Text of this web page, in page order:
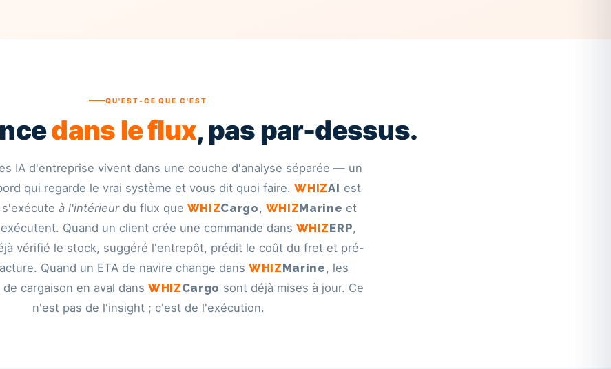
QU'EST-CE QUE C'EST
dans le flux, pas par-dessus.
IA d'entreprise vivent dans une couche d'analyse séparée — un
qui regarde le vrai système et vous dit quoi faire.WHIZAI est
à l'intérieurdu flux que WHIZCargo , WHIZMarine et
exécutent. Quand un client crée une commande dans WHIZERP,
vérifié le stock, suggéré l'entrepôt, prédit le coût du fret et pré-
Quand un ETA de navire change dansWHIZMarine , les
cargaison en aval dans WHIZCargo sont déjà mises à jour. Ce
n'est pas de l'insight ; c'est de l'exécution.